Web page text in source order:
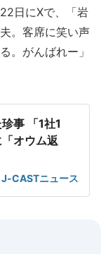
日にXで、「岩
。客席に笑い声
。がんばれー」
事 「1社1
オウム返
J-CASTニュース